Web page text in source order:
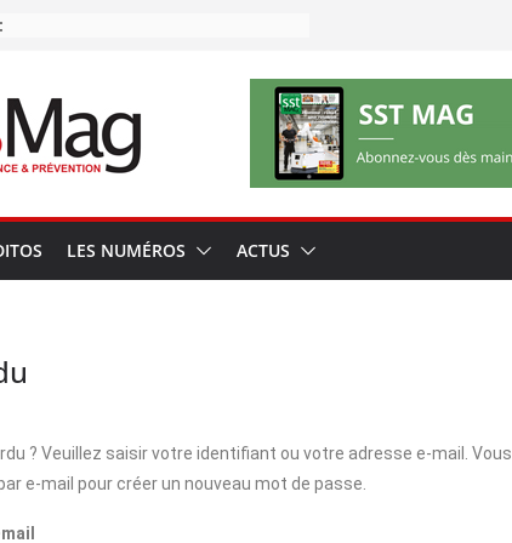
LES NUMÉROS ACTUS
? Veuillez saisir votre identifiant ou votre adresse e-mail. Vous
e-mail pour créer un nouveau mot de passe.